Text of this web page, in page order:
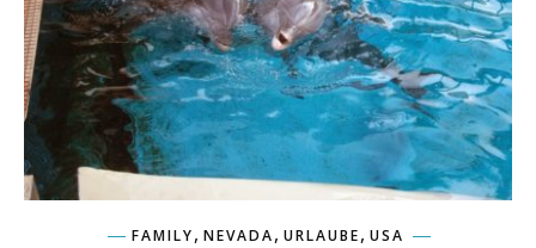
FAMILY, NEVADA, URLAUBE, USA